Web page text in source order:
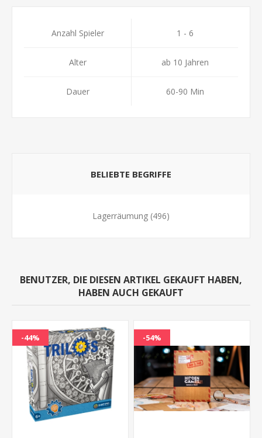
Anzahl Spieler 1 - 6
Alter ab 10 Jahren
Dauer 60-90 Min
BELIEBTE BEGRIFFE
Lagerräumung (496)
BENUTZER, DIE DIESEN ARTIKEL GEKAUFT HABEN,
HABEN AUCH GEKAUFT
-44% -54%